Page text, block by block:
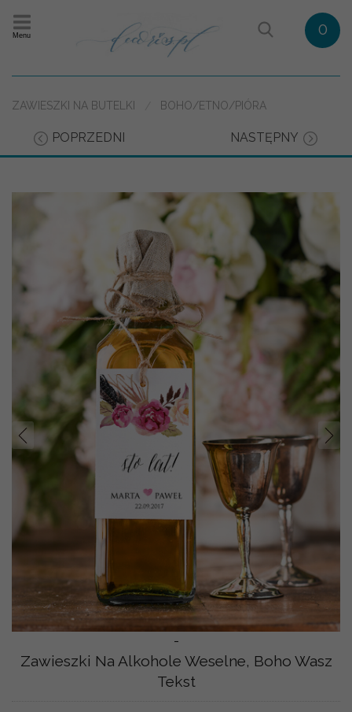
Menu 0
ZAWIESZKI NA BUTELKI BOHO/ETNO/PIÓRA
POPRZEDNI NASTĘPNY
-
Prev
Zawieszki Na Alkohole Weselne, Boho Wasz
Tekst